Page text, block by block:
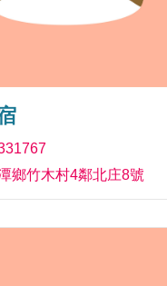
鄉竹木村4鄰北庄8號